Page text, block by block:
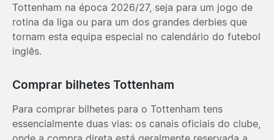
Tottenham na época 2026/27, seja para um jogo de
rotina da liga ou para um dos grandes derbies que
tornam esta equipa especial no calendário do futebol
inglês.
Comprar bilhetes Tottenham
Para comprar bilhetes para o Tottenham tens
essencialmente duas vias: os canais oficiais do clube,